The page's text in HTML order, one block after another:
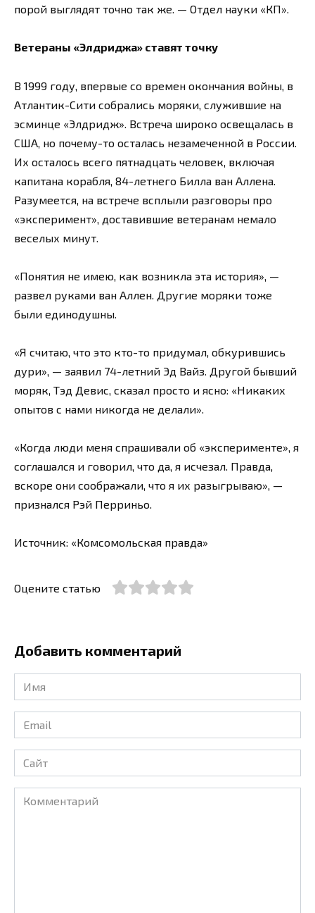
порой выглядят точно так же. — Отдел науки «КП».
Ветераны «Элдриджа» ставят точку
В 1999 году, впервые со времен окончания войны, в
Атлантик-Сити собрались моряки, служившие на
эсминце «Элдридж». Встреча широко освещалась в
США, но почему-то осталась незамеченной в России.
Их осталось всего пятнадцать человек, включая
капитана корабля, 84-летнего Билла ван Аллена.
Разумеется, на встрече всплыли разговоры про
«эксперимент», доставившие ветеранам немало
веселых минут.
«Понятия не имею, как возникла эта история», —
развел руками ван Аллен. Другие моряки тоже
были единодушны.
«Я считаю, что это кто-то придумал, обкурившись
дури», — заявил 74-летний Эд Вайз. Другой бывший
моряк, Тэд Девис, сказал просто и ясно: «Никаких
опытов с нами никогда не делали».
«Когда люди меня спрашивали об «эксперименте», я
соглашался и говорил, что да, я исчезал. Правда,
вскоре они соображали, что я их разыгрываю», —
признался Рэй Перриньо.
Источник: «Комсомольская правда»
Оцените статью
Добавить комментарий
Имя
*
Email
*
Сайт
Комментарий